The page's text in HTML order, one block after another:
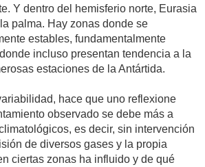
Y dentro del hemisferio norte, Eurasia
palma. Hay zonas donde se
estables, fundamentalmente
incluso presentan tendencia a la
estaciones de la Antártida.
hace que uno reflexione
observado se debe más a
es decir, sin intervención
de diversos gases y la propia
ciertas zonas ha influido y de qué